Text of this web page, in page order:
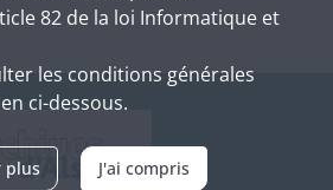
82 de la loi Informatique et
les conditions générales
ci-dessous.
plus J'ai compris